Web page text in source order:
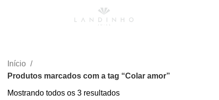
Início
Produtos marcados com a tag “Colar amor”
Mostrando todos os 3 resultados